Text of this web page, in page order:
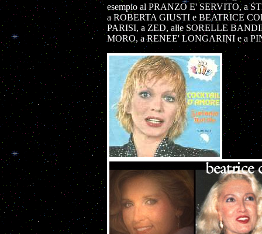
esempio al PRANZO E' SERVITO, a
a ROBERTA GIUSTI e BEATRICE
PARISI, a ZED, alle SORELLE
MORO, a RENEE' LONGARINI e a